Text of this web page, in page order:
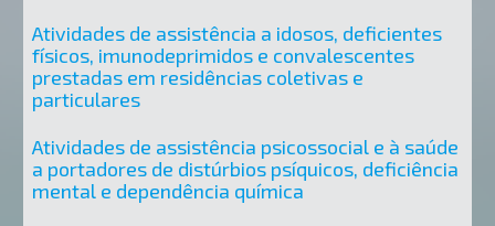
Atividades de assistência a idosos, deficientes
físicos, imunodeprimidos e convalescentes
prestadas em residências coletivas e
particulares
Atividades de assistência psicossocial e à saúde
a portadores de distúrbios psíquicos, deficiência
mental e dependência química